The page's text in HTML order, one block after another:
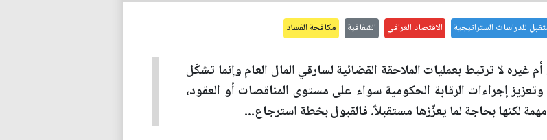
للدراسات الستراتيجية الاقتصاد العراقي الشفافية مكافحة الفساد
لا ترتبط بعمليات الملاحقة القضائية لسارقي المال العام وإنما تشكّل
إجراءات الرقابة الحكومية سواء على مستوى المناقصات أو العقود،
لكنها بحاجة لما يعزّزها مستقبلاً. فالقبول بخطة استرجاع...